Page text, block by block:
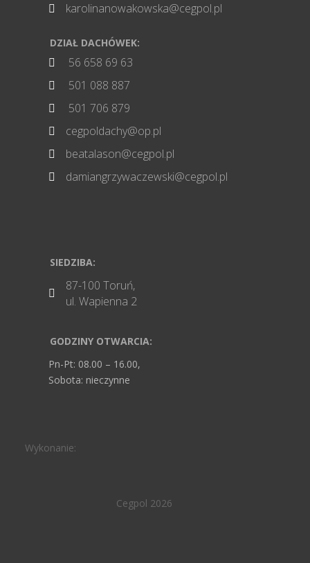
 karolinanowakowska@cegpol.pl
DZIAŁ DACHÓWEK:
 56 658 69 63
 501 088 887
 501 706 879
 cegpoldachy@op.pl
 beatalason@cegpol.pl
 damiangrzywaczewski@cegpol.pl
SIEDZIBA:

87-100 Toruń,
ul. Wapienna 2
GODZINY OTWARCIA:
Pn-Pt: 08.00 – 16.00,
Sobota: nieczynne
Wykonanie:
Cegpol 2026